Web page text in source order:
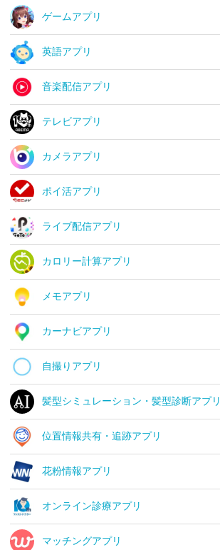
ゲームアプリ
英語アプリ
音楽配信アプリ
テレビアプリ
カメラアプリ
ポイ活アプリ
ライブ配信アプリ
カロリー計算アプリ
メモアプリ
カーナビアプリ
自撮りアプリ
髪型シミュレーション・髪型診断アプリ
位置情報共有・追跡アプリ
花粉情報アプリ
オンライン診療アプリ
マッチングアプリ